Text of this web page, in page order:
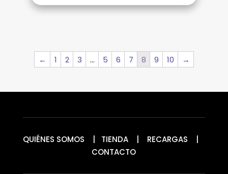
← 1 2 3 … 5 6 7 8 9 10 →
QUIÉNES SOMOS TIENDA RECARGAS
CONTACTO